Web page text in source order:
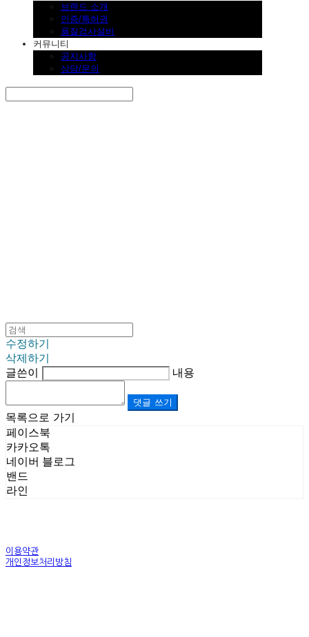
브랜드 소개
인증/특허권
품질검사설비
커뮤니티
공지사항
상담/문의
수정하기
삭제하기
글쓴이
내용
댓글 쓰기
목록으로 가기
페이스북
카카오톡
네이버 블로그
밴드
라인
이용약관
개인정보처리방침